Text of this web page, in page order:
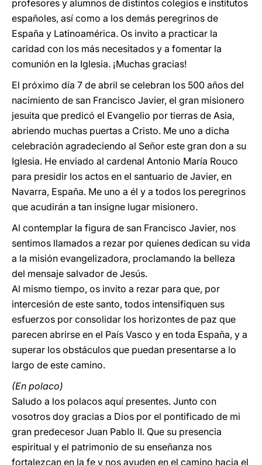
profesores y alumnos de distintos colegios e institutos
españoles, así como a los demás peregrinos de
España y Latinoamérica. Os invito a practicar la
caridad con los más necesitados y a fomentar la
comunión en la Iglesia. ¡Muchas gracias!
El próximo día 7 de abril se celebran los 500 años del
nacimiento de san Francisco Javier, el gran misionero
jesuita que predicó el Evangelio por tierras de Asia,
abriendo muchas puertas a Cristo. Me uno a dicha
celebración agradeciendo al Señor este gran don a su
Iglesia. He enviado al cardenal Antonio María Rouco
para presidir los actos en el santuario de Javier, en
Navarra, España. Me uno a él y a todos los peregrinos
que acudirán a tan insigne lugar misionero.
Al contemplar la figura de san Francisco Javier, nos
sentimos llamados a rezar por quienes dedican su vida
a la misión evangelizadora, proclamando la belleza
del mensaje salvador de Jesús.
Al mismo tiempo, os invito a rezar para que, por
intercesión de este santo, todos intensifiquen sus
esfuerzos por consolidar los horizontes de paz que
parecen abrirse en el País Vasco y en toda España, y a
superar los obstáculos que puedan presentarse a lo
largo de este camino.
(En polaco)
Saludo a los polacos aquí presentes. Junto con
vosotros doy gracias a Dios por el pontificado de mi
gran predecesor Juan Pablo II. Que su presencia
espiritual y el patrimonio de su enseñanza nos
fortalezcan en la fe y nos ayuden en el camino hacia el